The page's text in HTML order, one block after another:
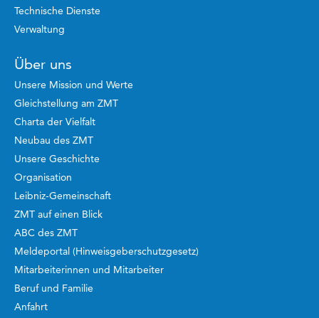
Technische Dienste
Verwaltung
Über uns
Unsere Mission und Werte
Gleichstellung am ZMT
Charta der Vielfalt
Neubau des ZMT
Unsere Geschichte
Organisation
Leibniz-Gemeinschaft
ZMT auf einen Blick
ABC des ZMT
Meldeportal (Hinweisgeberschutzgesetz)
Mitarbeiterinnen und Mitarbeiter
Beruf und Familie
Anfahrt